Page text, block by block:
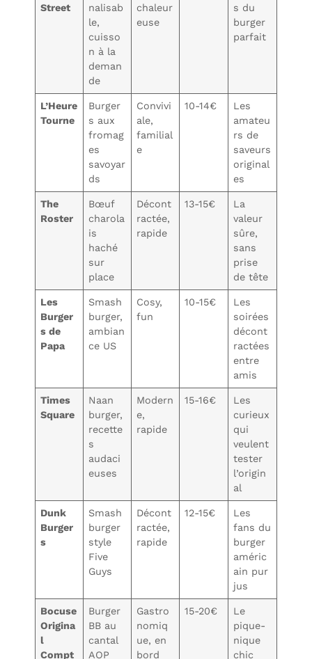
Street
nalisab
le,
cuisso
n à la
deman
de
chaleur
euse
s du
burger
parfait
L’Heure
Tourne
Burger
s aux
fromag
es
savoyar
ds
Convivi
ale,
familial
e
10-14€
Les
amateu
rs de
saveurs
original
es
The
Roster
Bœuf
charola
is
haché
sur
place
Décont
ractée,
rapide
13-15€
La
valeur
sûre,
sans
prise
de tête
Les
Burger
s de
Papa
Smash
burger,
ambian
ce US
Cosy,
fun
10-15€
Les
soirées
décont
ractées
entre
amis
Times
Square
Naan
burger,
recette
s
audaci
euses
Modern
e,
rapide
15-16€
Les
curieux
qui
veulent
tester
l’origin
al
Dunk
Burger
s
Smash
burger
style
Five
Guys
Décont
ractée,
rapide
12-15€
Les
fans du
burger
améric
ain pur
jus
Bocuse
Origina
l
Compt
Burger
BB au
cantal
AOP
Gastro
nomiq
ue, en
bord
15-20€
Le
pique-
nique
chic